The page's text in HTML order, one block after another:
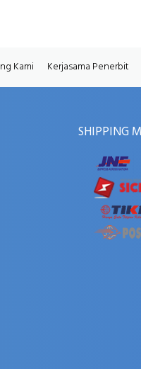
Kami Kerjasama Penerbit
SHIPPING